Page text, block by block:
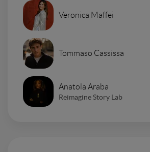
Veronica Maffei
Tommaso Cassissa
Anatola Araba
Reimagine Story Lab